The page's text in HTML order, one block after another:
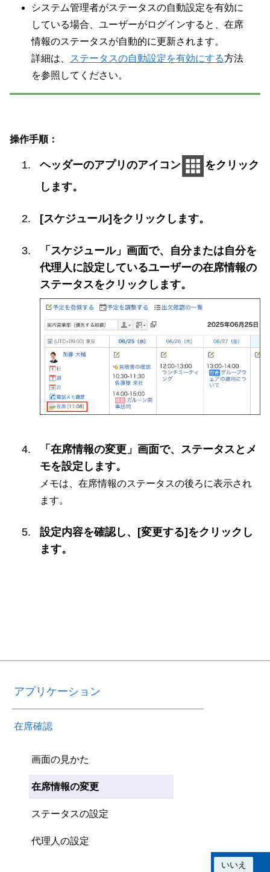
システム管理者がステータスの自動設定を有効に
している場合、ユーザーがログインすると、在席
情報のステータスが自動的に更新されます。
詳細は、
ステータスの自動設定を有効にする方法
を参照してください。
操作手順：
ヘッダーのアプリのアイコン
をクリック
します。
[スケジュール]をクリックします。
「スケジュール」画面で、自分または自分を
代理人に設定しているユーザーの在席情報の
ステータスをクリックします。
「在席情報の変更」画面で、ステータスとメ
モを設定します。
メモは、在席情報のステータスの後ろに表示され
ます。
設定内容を確認し、[変更する]をクリックし
ます。
アプリケーション
在席確認
画面の見かた
在席情報の変更
ステータスの設定
代理人の設定
いいえ